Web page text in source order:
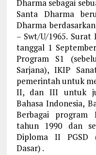
Dharma sebagai
Santa Dharma
Dharma
– Swt/U/1965.
tanggal 1
Program S1
Sarjana), IKIP
pemerintah untuk
II, dan III untuk
Bahasa Indonesia,
Berbagai
tahun 1990 dan
Diploma II PGSD
Dasar) .